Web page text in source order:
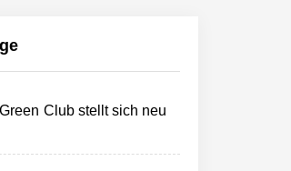
Club stellt sich neu